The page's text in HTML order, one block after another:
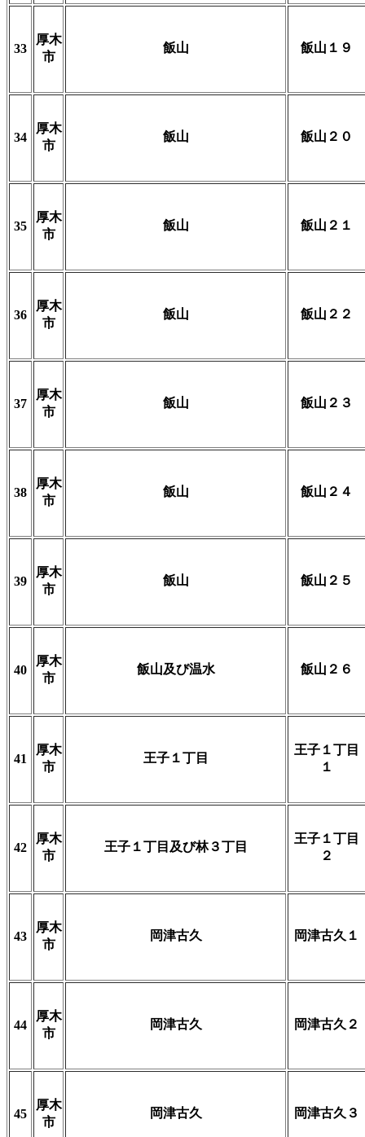
33
厚木
市
飯山 飯山１９
34
厚木
市
飯山 飯山２０
35
厚木
市
飯山 飯山２１
36
厚木
市
飯山 飯山２２
37
厚木
市
飯山 飯山２３
38
厚木
市
飯山 飯山２４
39
厚木
市
飯山 飯山２５
40
厚木
市
飯山及び温水 飯山２６
41
厚木
市
王子１丁目
王子１丁目
１
42
厚木
市
王子１丁目及び林３丁目
王子１丁目
２
43
厚木
市
岡津古久 岡津古久１
44
厚木
市
岡津古久 岡津古久２
45
厚木
市
岡津古久 岡津古久３